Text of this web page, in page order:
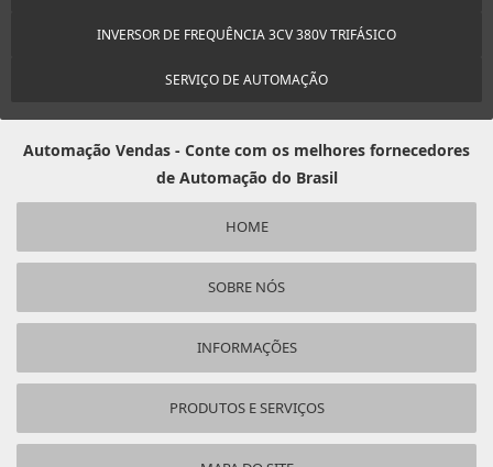
INVERSOR DE FREQUÊNCIA 3CV 380V TRIFÁSICO
SERVIÇO DE AUTOMAÇÃO
Automação Vendas - Conte com os melhores fornecedores
de Automação do Brasil
HOME
SOBRE NÓS
INFORMAÇÕES
PRODUTOS E SERVIÇOS